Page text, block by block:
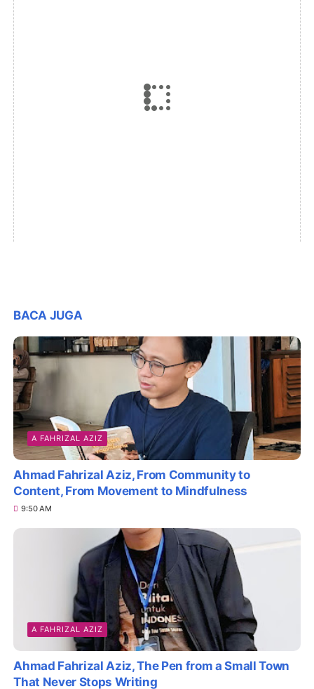
BACA JUGA
A FAHRIZAL AZIZ
Ahmad Fahrizal Aziz, From Community to
Content, From Movement to Mindfulness
9:50 AM
A FAHRIZAL AZIZ
Ahmad Fahrizal Aziz, The Pen from a Small Town
That Never Stops Writing